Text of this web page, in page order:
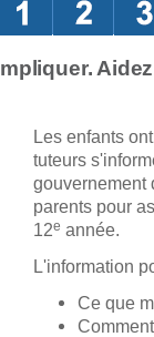
Les enfants
tuteurs
gouvernement
parents pour
12e année.
L'information
Ce que